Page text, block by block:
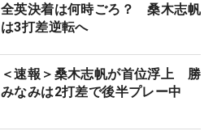
全英決着は何時ごろ？ 桑木志帆
は3打差逆転へ
＜速報＞桑木志帆が首位浮上 勝
みなみは2打差で後半プレー中